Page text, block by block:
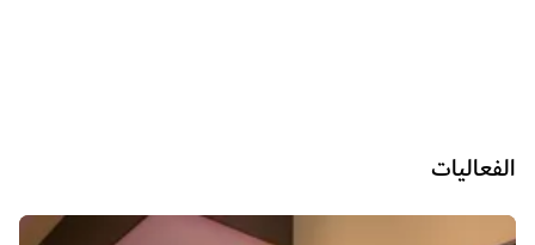
الفعاليات
الشريحة 1 من 2